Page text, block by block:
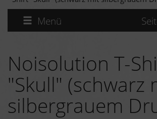
Menü
Noisolution T-
"Skull" (schwarz
silbergrauem